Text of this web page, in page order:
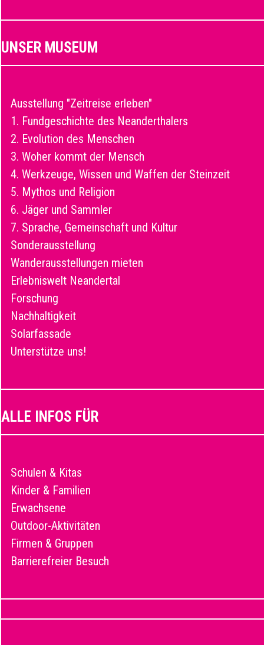
UNSER MUSEUM
Ausstellung "Zeitreise erleben"
1. Fundgeschichte des Neanderthalers
2. Evolution des Menschen
3. Woher kommt der Mensch
4. Werkzeuge, Wissen und Waffen der Steinzeit
5. Mythos und Religion
6. Jäger und Sammler
7. Sprache, Gemeinschaft und Kultur
Sonderausstellung
Wanderausstellungen mieten
Erlebniswelt Neandertal
Forschung
Nachhaltigkeit
Solarfassade
Unterstütze uns!
ALLE INFOS FÜR
Schulen & Kitas
Kinder & Familien
Erwachsene
Outdoor-Aktivitäten
Firmen & Gruppen
Barrierefreier Besuch